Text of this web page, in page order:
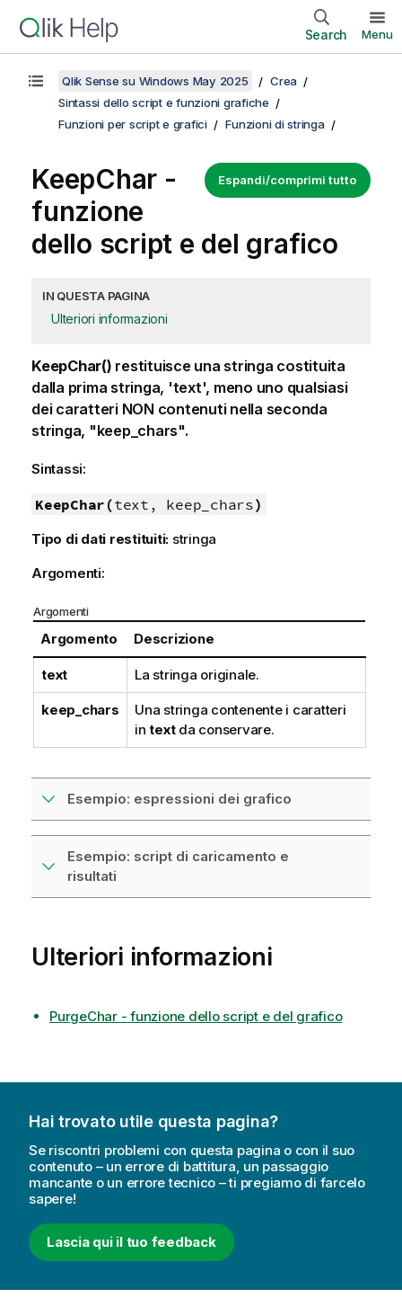
Search Menu
Qlik Sense su Windows May 2025
Crea
Sintassi dello script e funzioni grafiche
Funzioni per script e grafici
Funzioni di stringa
Espandi/comprimi tutto
KeepChar -
funzione
dello script e del grafico
IN QUESTA PAGINA
Ulteriori informazioni
KeepChar() restituisce una stringa costituita
dalla prima stringa, 'text', meno uno qualsiasi
dei caratteri NON contenuti nella seconda
stringa, "keep_chars".
Sintassi:
KeepChar(text, keep_chars)
Tipo di dati restituiti: stringa
Argomenti:
Argomenti
Argomento Descrizione
text La stringa originale.
keep_chars
Una stringa contenente i caratteri
intextda conservare.
Esempio: espressioni dei grafico
Esempio: script di caricamento e
risultati
Ulteriori informazioni
PurgeChar - funzione dello script e del grafico
Hai trovato utile questa pagina?
Se riscontri problemi con questa pagina o con il suo
contenuto – un errore di battitura, un passaggio
mancante o un errore tecnico – ti pregiamo di farcelo
sapere!
Lascia qui il tuo feedback